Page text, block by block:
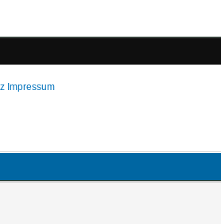
Impressum